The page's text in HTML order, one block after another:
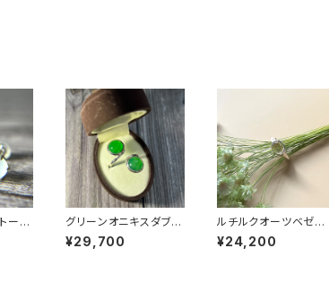
ーン
グリーンオニキスダブル
ストーンリング RG24-
246
¥29,700
ルチルクオーツベゼル
セッティングリング RG2
4-245
¥24,200